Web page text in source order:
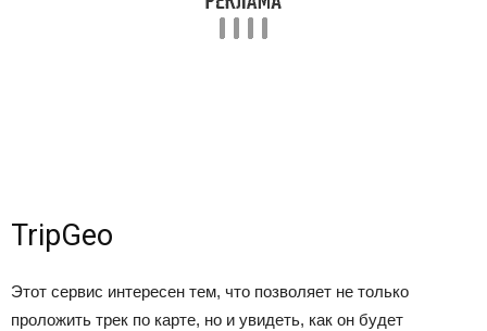
TripGeo
Этот сервис интересен тем, что позволяет не только
проложить трек по карте, но и увидеть, как он будет